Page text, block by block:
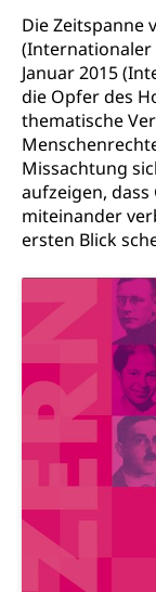
Die Zeitspanne
(Internationaler
Januar 2015
die Opfer des
thematische
Missachtung
aufzeigen,
miteinander
ersten Blick
sichere
Prävention
Soziale
Sozialhilfe
Soziales
Sucht und